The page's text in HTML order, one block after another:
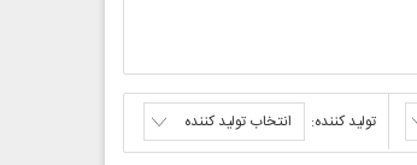
تولید کننده: انتخاب تولید کننده